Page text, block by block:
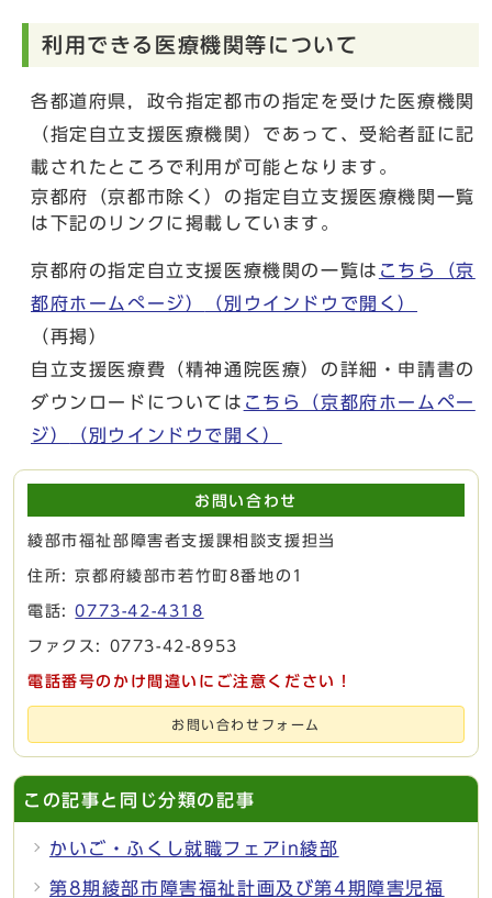
利用できる医療機関等について
各都道府県，政令指定都市の指定を受けた医療機関
（指定自立支援医療機関）であって、受給者証に記
載されたところで利用が可能となります。
京都府（京都市除く）の指定自立支援医療機関一覧
は下記のリンクに掲載しています。
京都府の指定自立支援医療機関の一覧は こちら（京
都府ホームぺージ）
（別ウインドウで開く）
（再掲）
自立支援医療費（精神通院医療）の詳細・申請書の
ダウンロードについては こちら（京都府ホームペー
ジ）
（別ウインドウで開く）
お問い合わせ
綾部市福祉部障害者支援課相談支援担当
住所: 京都府綾部市若竹町8番地の1
電話:0773-42-4318
ファクス: 0773-42-8953
電話番号のかけ間違いにご注意ください！
お問い合わせフォーム
この記事と同じ分類の記事
かいご・ふくし就職フェアin綾部
第8期綾部市障害福祉計画及び第4期障害児福